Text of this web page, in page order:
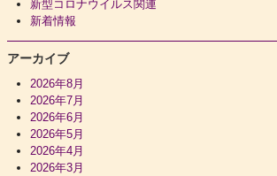
新型コロナウイルス関連
新着情報
アーカイブ
2026年8月
2026年7月
2026年6月
2026年5月
2026年4月
2026年3月